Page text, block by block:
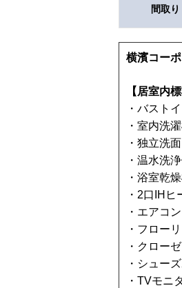
間取り
横濱コー
【居室内
・バスト
・室内洗
・独立洗
・温水洗
・浴室乾
・2口IHヒ
・エアコン
・フロー
・クロー
・シュー
・TVモニ